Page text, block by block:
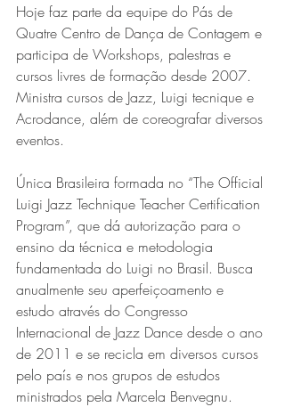
Hoje faz parte da equipe do Pás de
Quatre Centro de Dança de Contagem e
participa de Workshops, palestras e
cursos livres de formação desde 2007.
Ministra cursos de Jazz, Luigi tecnique e
Acrodance, além de coreografar diversos
eventos.
Única Brasileira formada no “The Official
Luigi Jazz Technique Teacher Certification
Program”, que dá autorização para o
ensino da técnica e metodologia
fundamentada do Luigi no Brasil. Busca
anualmente seu aperfeiçoamento e
estudo através do Congresso
Internacional de Jazz Dance desde o ano
de 2011 e se recicla em diversos cursos
pelo país e nos grupos de estudos
ministrados pela Marcela Benvegnu.